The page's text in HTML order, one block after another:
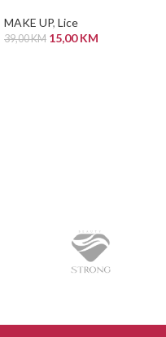
MAKE UP, Lice
39,00KM 15,00KM